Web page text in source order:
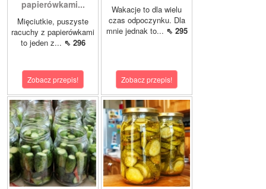
papierówkami...
Mięciutkie, puszyste
racuchy z papierówkami
to jeden z... ⇖ 296
Zobacz przepis!
Wakacje to dla wielu
czas odpoczynku. Dla
mnie jednak to... ⇖ 295
Zobacz przepis!